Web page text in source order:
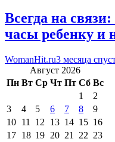
Всегда на
часы ребенку и
WomanHit.ru3 месяца
Август 2026
Пн Вт Ср Чт Пт Сб Вс
1
2
3
4 5 6 7 8
9
10 11 12 13 14 15 16
17 18 19 20 21 22 23